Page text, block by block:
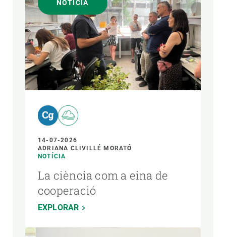
NOTÍCIA
14-07-2026
ADRIANA CLIVILLÉ MORATÓ
NOTÍCIA
La ciència com a eina de
cooperació
EXPLORAR